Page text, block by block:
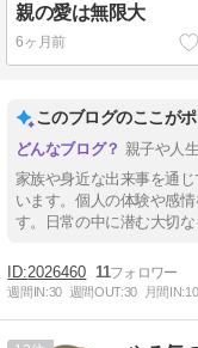
親の愛は無限大
6ヶ月前
このブログのここが
親子や人
家族や身近な出来事を通
います。個人の体験や感
す。日常の中に潜む大切な
2026460 11
週間IN:30 週間OUT:30 月間IN: